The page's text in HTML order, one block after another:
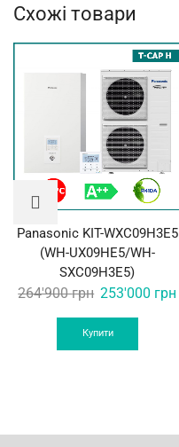
Схожі товари
Panasonic KIT-WXC09H3E5
(WH-UX09HE5/WH-
SXC09H3E5)
264'900грн Original
price
was:
253'000 грн
Купити